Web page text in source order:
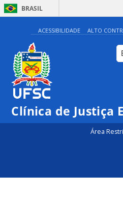
BRASIL
ACESSIBILIDADE ALTO
Clínica de Justiça
Área